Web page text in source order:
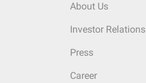
About Us
Investor Relations
Press
Career